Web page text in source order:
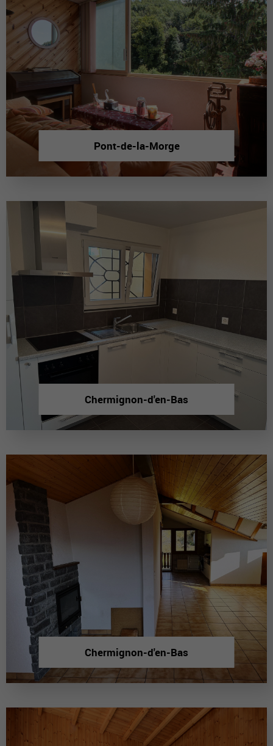
Pont-de-la-Morge
Chermignon-d'en-Bas
Chermignon-d'en-Bas